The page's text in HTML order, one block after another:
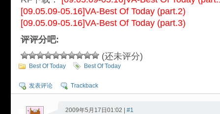
[09.05.09-05.16]VA-Best Of Today (part.2)
[09.05.09-05.16]VA-Best Of Today (part.3)
评评分吧:
(还未评分)
Best Of Today Best Of Today
发表评论 Trackback
2009年5月17日01:02 | #1